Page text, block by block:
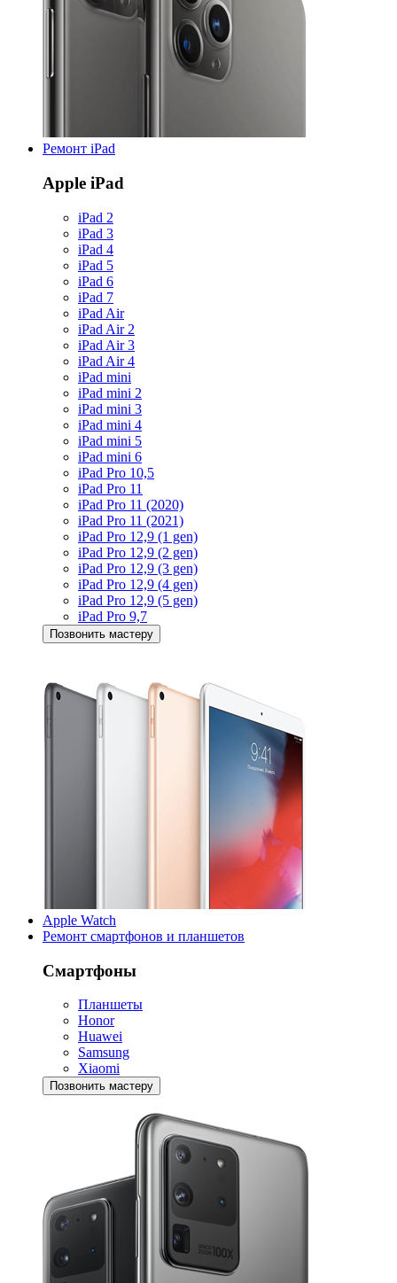
Ремонт iPad
Apple iPad
iPad 2
iPad 3
iPad 4
iPad 5
iPad 6
iPad 7
iPad Air
iPad Air 2
iPad Air 3
iPad Air 4
iPad mini
iPad mini 2
iPad mini 3
iPad mini 4
iPad mini 5
iPad mini 6
iPad Pro 10,5
iPad Pro 11
iPad Pro 11 (2020)
iPad Pro 11 (2021)
iPad Pro 12,9 (1 gen)
iPad Pro 12,9 (2 gen)
iPad Pro 12,9 (3 gen)
iPad Pro 12,9 (4 gen)
iPad Pro 12,9 (5 gen)
iPad Pro 9,7
Позвонить мастеру
Apple Watch
Ремонт смартфонов и планшетов
Смартфоны
Планшеты
Honor
Huawei
Samsung
Xiaomi
Позвонить мастеру